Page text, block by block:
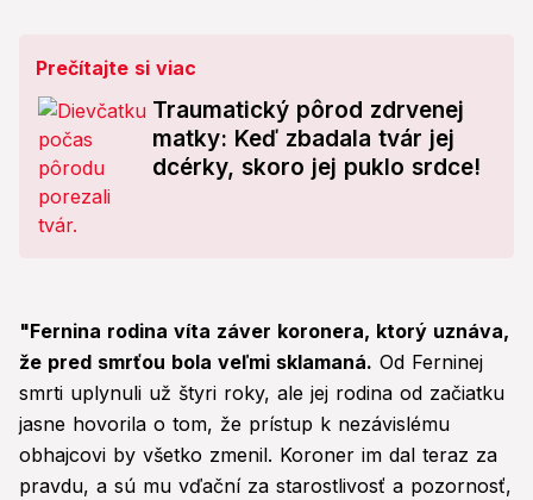
Prečítajte si viac
Traumatický pôrod zdrvenej
matky: Keď zbadala tvár jej
dcérky, skoro jej puklo srdce!
"Fernina rodina víta záver koronera, ktorý uznáva,
že pred smrťou bola veľmi sklamaná. Od Ferninej
smrti uplynuli už štyri roky, ale jej rodina od začiatku
jasne hovorila o tom, že prístup k nezávislému
obhajcovi by všetko zmenil. Koroner im dal teraz za
pravdu, a sú mu vďační za starostlivosť a pozornosť,